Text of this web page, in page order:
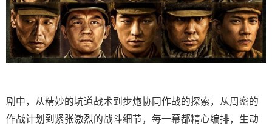
剧中，从精妙的坑道战术到步炮协同作战的探索，从周密的
作战计划到紧张激烈的战斗细节，每一幕都精心编排，生动